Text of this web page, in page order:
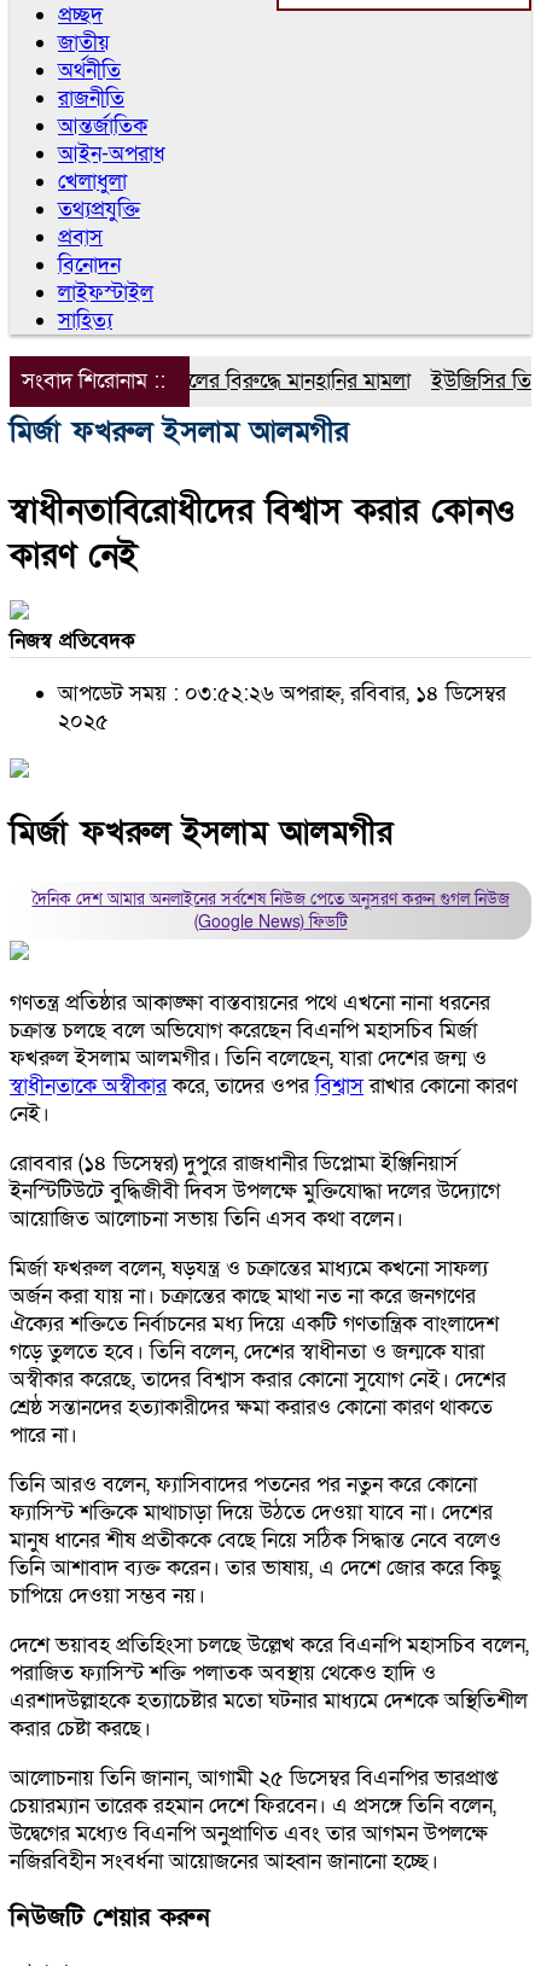
প্রচ্ছদ
জাতীয়
অর্থনীতি
রাজনীতি
আন্তর্জাতিক
আইন-অপরাধ
খেলাধুলা
তথ্যপ্রযুক্তি
প্রবাস
বিনোদন
লাইফস্টাইল
সাহিত্য
সংবাদ শিরোনাম ::
ডিপজলের বিরুদ্ধে মানহানির মামলা ইউজিসির তিন
মির্জা ফখরুল ইসলাম আলমগীর
স্বাধীনতাবিরোধীদের বিশ্বাস করার কোনও
কারণ নেই
নিজস্ব প্রতিবেদক
আপডেট সময় : ০৩:৫২:২৬ অপরাহ্ন, রবিবার, ১৪ ডিসেম্বর
২০২৫
মির্জা ফখরুল ইসলাম আলমগীর
দৈনিক দেশ আমার অনলাইনের সর্বশেষ নিউজ পেতে অনুসরণ করুনগুগল নিউজ
(Google News)ফিডটি
গণতন্ত্র প্রতিষ্ঠার আকাঙ্ক্ষা বাস্তবায়নের পথে এখনো নানা ধরনের
চক্রান্ত চলছে বলে অভিযোগ করেছেন বিএনপি মহাসচিব মির্জা
ফখরুল ইসলাম আলমগীর। তিনি বলেছেন, যারা দেশের জন্ম ও
স্বাধীনতাকে অস্বীকারকরে, তাদের ওপরবিশ্বাসরাখার কোনো কারণ
নেই।
রোববার (১৪ ডিসেম্বর) দুপুরে রাজধানীর ডিপ্লোমা ইঞ্জিনিয়ার্স
ইনস্টিটিউটে বুদ্ধিজীবী দিবস উপলক্ষে মুক্তিযোদ্ধা দলের উদ্যোগে
আয়োজিত আলোচনা সভায় তিনি এসব কথা বলেন।
মির্জা ফখরুল বলেন, ষড়যন্ত্র ও চক্রান্তের মাধ্যমে কখনো সাফল্য
অর্জন করা যায় না। চক্রান্তের কাছে মাথা নত না করে জনগণের
ঐক্যের শক্তিতে নির্বাচনের মধ্য দিয়ে একটি গণতান্ত্রিক বাংলাদেশ
গড়ে তুলতে হবে। তিনি বলেন, দেশের স্বাধীনতা ও জন্মকে যারা
অস্বীকার করেছে, তাদের বিশ্বাস করার কোনো সুযোগ নেই। দেশের
শ্রেষ্ঠ সন্তানদের হত্যাকারীদের ক্ষমা করারও কোনো কারণ থাকতে
পারে না।
তিনি আরও বলেন, ফ্যাসিবাদের পতনের পর নতুন করে কোনো
ফ্যাসিস্ট শক্তিকে মাথাচাড়া দিয়ে উঠতে দেওয়া যাবে না। দেশের
মানুষ ধানের শীষ প্রতীককে বেছে নিয়ে সঠিক সিদ্ধান্ত নেবে বলেও
তিনি আশাবাদ ব্যক্ত করেন। তার ভাষায়, এ দেশে জোর করে কিছু
চাপিয়ে দেওয়া সম্ভব নয়।
দেশে ভয়াবহ প্রতিহিংসা চলছে উল্লেখ করে বিএনপি মহাসচিব বলেন,
পরাজিত ফ্যাসিস্ট শক্তি পলাতক অবস্থায় থেকেও হাদি ও
এরশাদউল্লাহকে হত্যাচেষ্টার মতো ঘটনার মাধ্যমে দেশকে অস্থিতিশীল
করার চেষ্টা করছে।
আলোচনায় তিনি জানান, আগামী ২৫ ডিসেম্বর বিএনপির ভারপ্রাপ্ত
চেয়ারম্যান তারেক রহমান দেশে ফিরবেন। এ প্রসঙ্গে তিনি বলেন,
উদ্বেগের মধ্যেও বিএনপি অনুপ্রাণিত এবং তার আগমন উপলক্ষে
নজিরবিহীন সংবর্ধনা আয়োজনের আহ্বান জানানো হচ্ছে।
নিউজটি শেয়ার করুন